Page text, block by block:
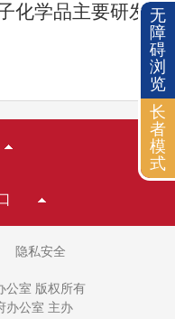
化学品主要研发
隐私安全
公室 版权所有
办公室 主办
无
障
碍
浏
览
长
者
模
式